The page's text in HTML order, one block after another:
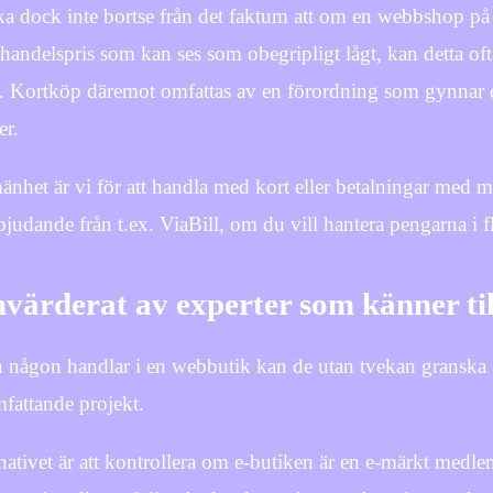
dock inte bortse från det faktum att om en webbshop
som kan ses som obegripligt lågt, kan detta
Kortköp däremot omfattas av en förordning som gynnar
är vi för att handla med kort eller betalningar med
från t.ex. ViaBill, om du vill hantera pengarna i
av experter som känner
någon handlar i en webbutik kan de utan tvekan
projekt.
är att kontrollera om e-butiken är en e-märkt